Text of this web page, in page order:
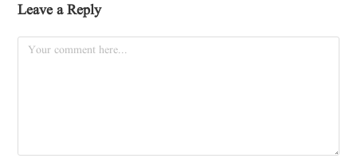
Leave a Reply